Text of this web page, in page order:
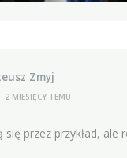
Zmyj
2 MIESIĘCY TEMU
przez przykład, ale